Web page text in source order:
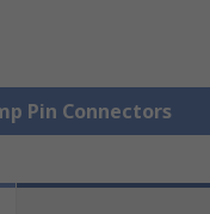
Pin Connectors